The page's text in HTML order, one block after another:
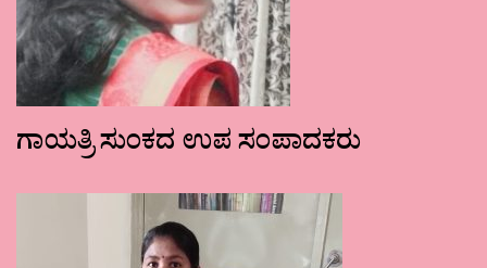
ಗಾಯತ್ರಿ ಸುಂಕದ ಉಪ ಸಂಪಾದಕರು